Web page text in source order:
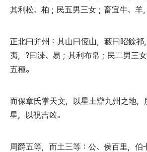
其利松、 柏 ； 民五男三女 ； 畜宜牛、 羊，
正北曰并州 ： 其山曰恆山， 藪曰昭餘祁，
夷， ?曰淶、 易 ； 其利布帛 ； 民二男三女
五種。
而保章氏掌天文， 以星土辯九州之地，
星， 以視吉凶。
周爵五等， 而土三等 ： 公、 侯百里， 伯